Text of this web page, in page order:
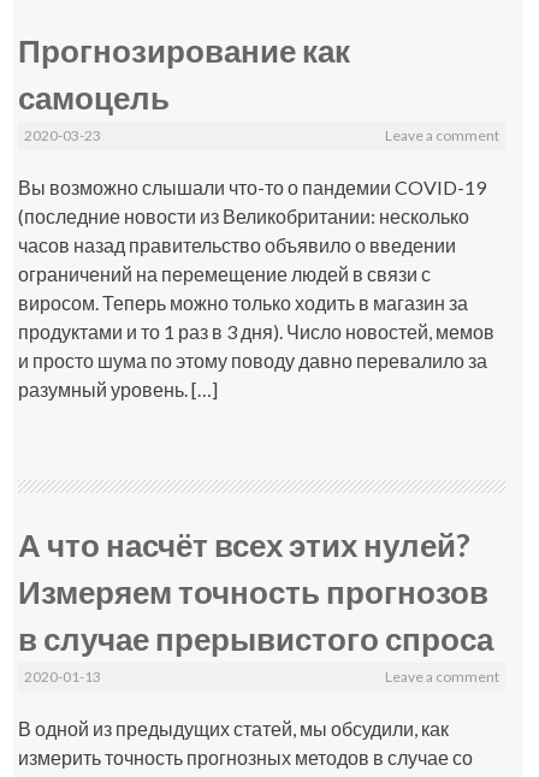
Прогнозирование как
самоцель
2020-03-23 Leave a comment
Вы возможно слышали что-то о пандемии COVID-19
(последние новости из Великобритании: несколько
часов назад правительство объявило о введении
ограничений на перемещение людей в связи с
виросом. Теперь можно только ходить в магазин за
продуктами и то 1 раз в 3 дня). Число новостей, мемов
и просто шума по этому поводу давно перевалило за
разумный уровень. […]
А что насчёт всех этих нулей?
Измеряем точность прогнозов
в случае прерывистого спроса
2020-01-13 Leave a comment
В одной из предыдущих статей, мы обсудили, как
измерить точность прогнозных методов в случае со